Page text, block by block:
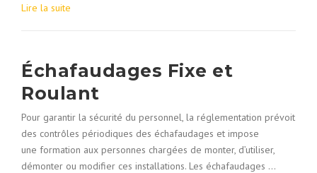
Lire la suite
Échafaudages Fixe et
Roulant
Pour garantir la sécurité du personnel, la réglementation prévoit
des contrôles périodiques des échafaudages et impose
une formation aux personnes chargées de monter, d’utiliser,
démonter ou modifier ces installations. Les échafaudages …